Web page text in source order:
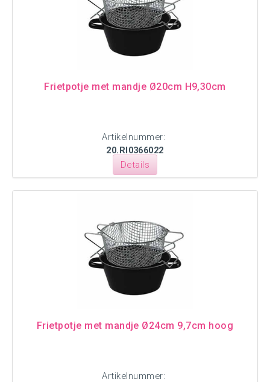
Frietpotje met mandje Ø20cm H9,30cm
Artikelnummer:
20.RI0366022
Details
Frietpotje met mandje Ø24cm 9,7cm hoog
Artikelnummer: